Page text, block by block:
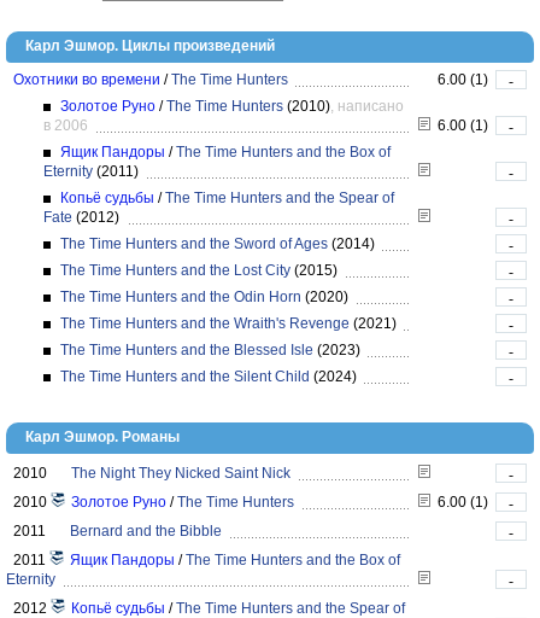
Карл Эшмор. Циклы произведений
Охотники во времени /The Time Hunters 6.00 (1)
-
Золотое Руно /The Time Hunters (2010), написано
в 2006
6.00 (1)
-
Ящик Пандоры /The Time Hunters and the Box of
Eternity (2011)
-
Копьё судьбы /The Time Hunters and the Spear of
Fate (2012)
-
The Time Hunters and the Sword of Ages (2014)
-
The Time Hunters and the Lost City (2015)
-
The Time Hunters and the Odin Horn (2020)
-
The Time Hunters and the Wraith's Revenge (2021)
-
The Time Hunters and the Blessed Isle (2023)
-
The Time Hunters and the Silent Child (2024) -
Карл Эшмор. Романы
2010 The Night They Nicked Saint Nick
-
2010
Золотое Руно /The Time Hunters 6.00 (1)
-
2011
Bernard and the Bibble
-
2011
Ящик Пандоры /The Time Hunters and the Box of
Eternity
-
2012
Копьё судьбы /The Time Hunters and the Spear of